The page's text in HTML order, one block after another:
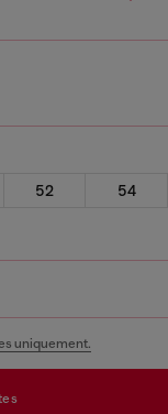
52
54
uniquement.